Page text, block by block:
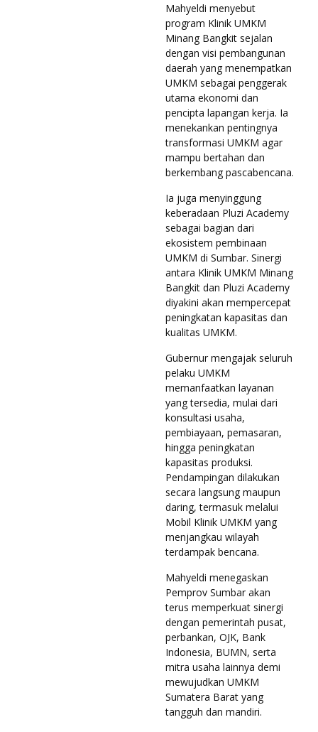
Mahyeldi menyebut
program Klinik UMKM
Minang Bangkit sejalan
dengan visi pembangunan
daerah yang menempatkan
UMKM sebagai penggerak
utama ekonomi dan
pencipta lapangan kerja. Ia
menekankan pentingnya
transformasi UMKM agar
mampu bertahan dan
berkembang pascabencana.
Ia juga menyinggung
keberadaan Pluzi Academy
sebagai bagian dari
ekosistem pembinaan
UMKM di Sumbar. Sinergi
antara Klinik UMKM Minang
Bangkit dan Pluzi Academy
diyakini akan mempercepat
peningkatan kapasitas dan
kualitas UMKM.
Gubernur mengajak seluruh
pelaku UMKM
memanfaatkan layanan
yang tersedia, mulai dari
konsultasi usaha,
pembiayaan, pemasaran,
hingga peningkatan
kapasitas produksi.
Pendampingan dilakukan
secara langsung maupun
daring, termasuk melalui
Mobil Klinik UMKM yang
menjangkau wilayah
terdampak bencana.
Mahyeldi menegaskan
Pemprov Sumbar akan
terus memperkuat sinergi
dengan pemerintah pusat,
perbankan, OJK, Bank
Indonesia, BUMN, serta
mitra usaha lainnya demi
mewujudkan UMKM
Sumatera Barat yang
tangguh dan mandiri.